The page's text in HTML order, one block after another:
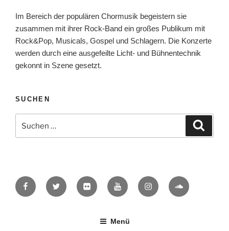
Im Bereich der populären Chormusik begeistern sie
zusammen mit ihrer Rock-Band ein großes Publikum mit
Rock&Pop, Musicals, Gospel und Schlagern. Die Konzerte
werden durch eine ausgefeilte Licht- und Bühnentechnik
gekonnt in Szene gesetzt.
SUCHEN
nach:
FacebookTwitter Flickr YouTubeInstagram SoundCloud
Menü